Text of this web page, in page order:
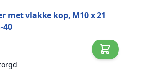
met vlakke kop, M10 x 21
40